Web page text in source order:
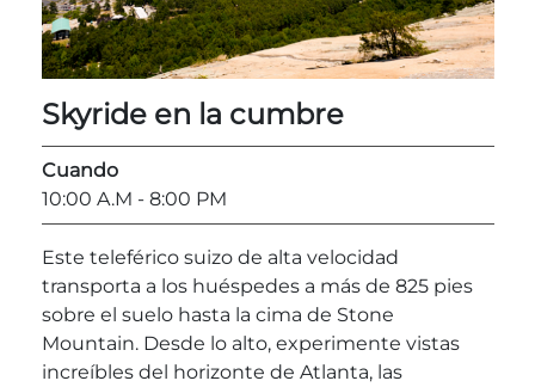
Explorar Áreas Naturales
Sitios de alquiler de yurtas
Skyride en la cumbre
Cuando
10:00 A.M - 8:00 PM
Este teleférico suizo de alta velocidad
transporta a los huéspedes a más de 825 pies
sobre el suelo hasta la cima de Stone
Mountain. Desde lo alto, experimente vistas
increíbles del horizonte de Atlanta, las